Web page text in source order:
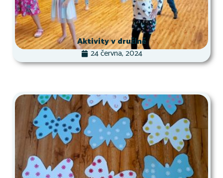
Aktivity v družině
24 června, 2024